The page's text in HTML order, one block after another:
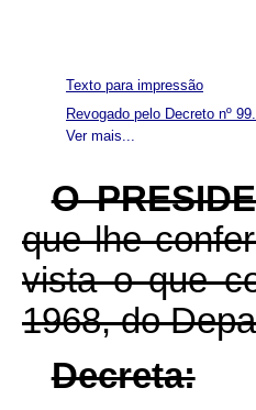
Ver mais...
Texto para impressão
Revogado pelo Decreto nº
O
que lhe
vista o que
1968, do
Decreta: